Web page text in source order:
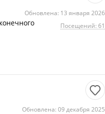
Обновлена: 13 января 2026
Посещений: 61
Обновлена: 09 декабря 2025